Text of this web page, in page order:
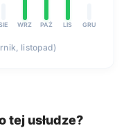
WRZ PAŹ LIS GRU
listopad)
tej usłudze?